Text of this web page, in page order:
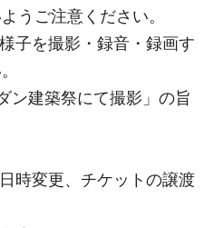
うご注意ください。
子を撮影・録音・録画す
ン建築祭にて撮影」の旨
時変更、チケットの譲渡